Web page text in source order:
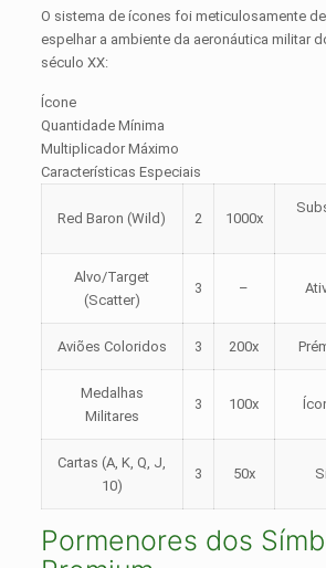
O sistema de ícones foi meticulosamente
espelhar a ambiente da aeronáutica militar
século XX:
Ícone
Quantidade Mínima
Multiplicador Máximo
Características Especiais
Red Baron (Wild) 2 1000x
Alvo/Target
(Scatter)
3 –
Aviões Coloridos 3 200x
Medalhas
Militares
3 100x
Cartas (A, K, Q, J,
10)
3 50x
Pormenores dos